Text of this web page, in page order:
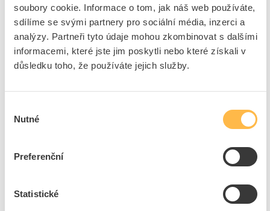
soubory cookie. Informace o tom, jak náš web používáte,
sdílíme se svými partnery pro sociální média, inzerci a
analýzy. Partneři tyto údaje mohou zkombinovat s dalšími
informacemi, které jste jim poskytli nebo které získali v
důsledku toho, že používáte jejich služby.
souhlasu
Nutné
Preferenční
Statistické